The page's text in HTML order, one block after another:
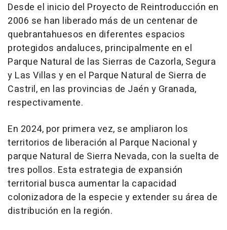
Desde el inicio del Proyecto de Reintroducción en
2006 se han liberado más de un centenar de
quebrantahuesos en diferentes espacios
protegidos andaluces, principalmente en el
Parque Natural de las Sierras de Cazorla, Segura
y Las Villas y en el Parque Natural de Sierra de
Castril, en las provincias de Jaén y Granada,
respectivamente.
En 2024, por primera vez, se ampliaron los
territorios de liberación al Parque Nacional y
parque Natural de Sierra Nevada, con la suelta de
tres pollos. Esta estrategia de expansión
territorial busca aumentar la capacidad
colonizadora de la especie y extender su área de
distribución en la región.